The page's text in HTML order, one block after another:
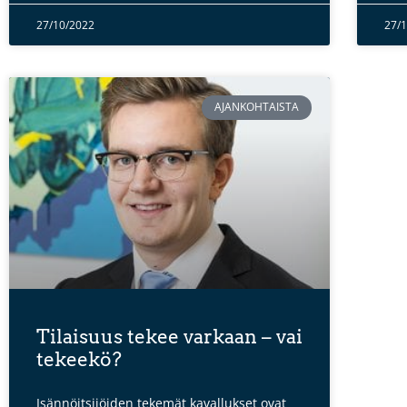
27/10/2022 27/
AJANKOHTAISTA
Tilaisuus tekee varkaan – vai
tekeekö?
Isännöitsijöiden tekemät kavallukset ovat